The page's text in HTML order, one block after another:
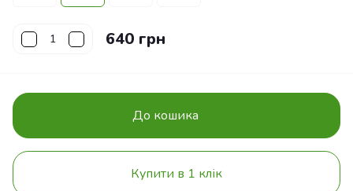
640 грн
До кошика
Купити в 1 клік